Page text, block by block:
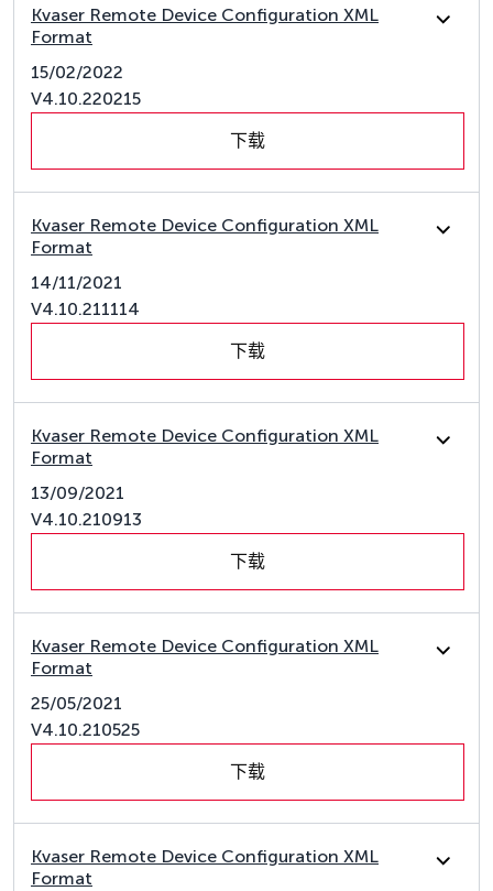
Kvaser Remote Device Configuration XML
Format
15/02/2022
V4.10.220215
下载
Kvaser Remote Device Configuration XML
Format
14/11/2021
V4.10.211114
下载
Kvaser Remote Device Configuration XML
Format
13/09/2021
V4.10.210913
下载
Kvaser Remote Device Configuration XML
Format
25/05/2021
V4.10.210525
下载
Kvaser Remote Device Configuration XML
Format